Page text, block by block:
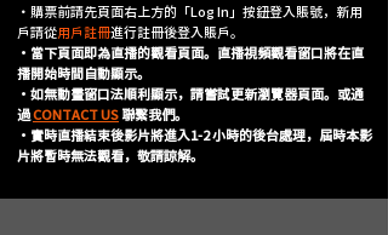
・購票前請先頁面右上方的「Log In」按鈕登入賬號，新用
戶請從用戶註冊進行註冊後登入賬戶。
・當下頁面即為直播的觀看頁面。直播視頻觀看窗口將在直
播開始時間自動顯示。
・如無動畫窗口法順利顯示，請嘗試更新瀏覽器頁面。或通
過CONTACT US聯繫我們。
・實時直播結束後影片將進入1-2 小時的後台處理，屆時本影
片將暫時無法觀看，敬請諒解。